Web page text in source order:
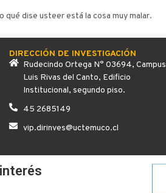
qué dise usteer está la cosa muy malar.
DIRECCIÓN DE INVESTIGACIÓN
Rudecindo Ortega N° 03694, Campus
Luis Rivas del Canto, Edificio
Institucional, segundo piso.
45 2685149
vip.dirinves@uctemuco.cl